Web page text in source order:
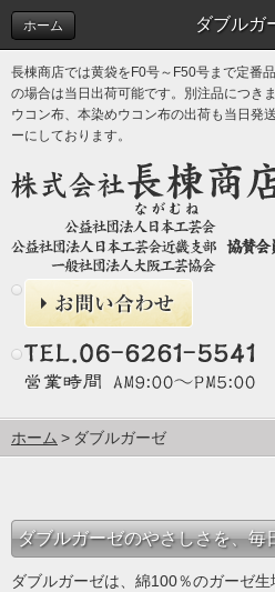
ダブルガ
ホーム
長棟商店では黄袋をF0号～F50号まで定番
の場合は当日出荷可能です。別注品につき
ウコン布、本染めウコン布の出荷も当日発
ーにしております。
ホーム ダブルガーゼ
ダブルガーゼのやさしさを、毎
ダブルガーゼは、綿100％のガーゼ